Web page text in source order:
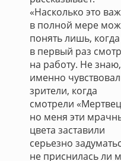
«Насколько это
в полной мере
понять лишь,
в первый раз
на работу. Не
именно
зрители, когда
смотрели
но меня эти
цвета заставили
серьезно
не приснилась ли